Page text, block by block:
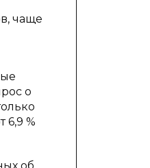
чаще
о
6,9 %